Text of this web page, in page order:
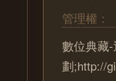
管理權：
數位典藏
劃;http://